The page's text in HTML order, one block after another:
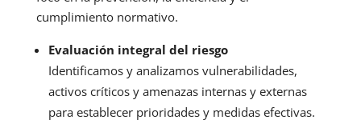
cumplimiento normativo.
Evaluación integral del riesgo
Identificamos y analizamos vulnerabilidades,
activos críticos y amenazas internas y externas
para establecer prioridades y medidas efectivas.